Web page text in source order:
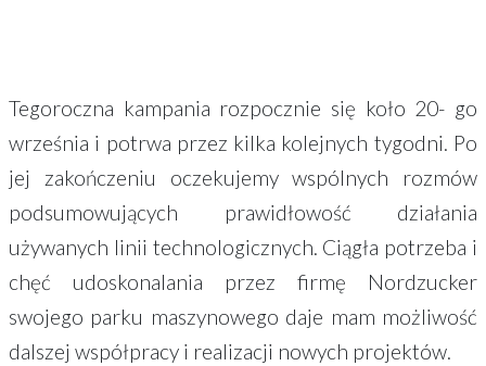
Tegoroczna kampania rozpocznie się koło 20- go
września i potrwa przez kilka kolejnych tygodni. Po
jej zakończeniu oczekujemy wspólnych rozmów
podsumowujących prawidłowość działania
używanych linii technologicznych. Ciągła potrzeba i
chęć udoskonalania przez firmę Nordzucker
swojego parku maszynowego daje mam możliwość
dalszej współpracy i realizacji nowych projektów.